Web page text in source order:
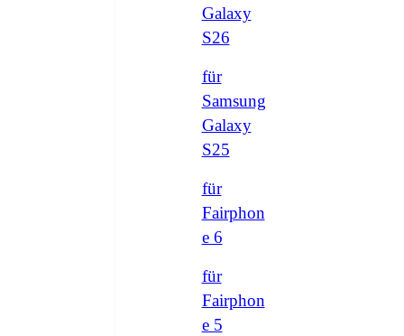
Galaxy
S26
für
Samsung
Galaxy
S25
für
Fairphon
e 6
für
Fairphon
e 5